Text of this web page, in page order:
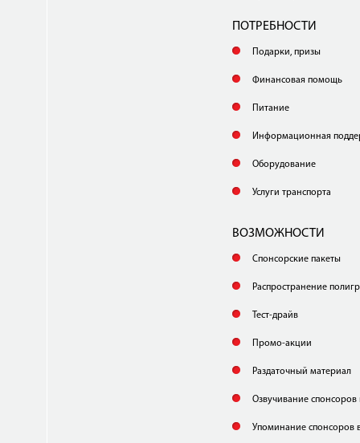
ПОТРЕБНОСТИ
Подарки, призы
Финансовая помощь
Питание
Информационная
Оборудование
Услуги транспорта
ВОЗМОЖНОСТИ
Спонсорские пакеты
Распространение
Тест-драйв
Промо-акции
Раздаточный материал
Озвучивание спонсоров
Упоминание спонсоров